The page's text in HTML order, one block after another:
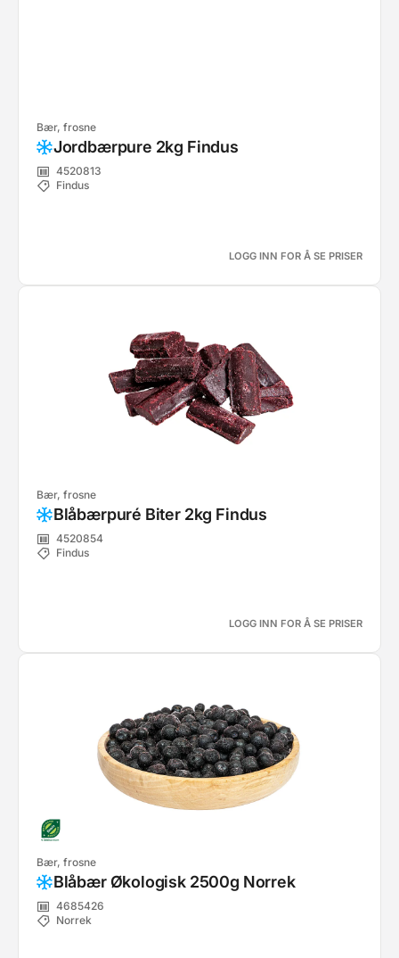
Bær, frosne
Jordbærpure 2kg Findus
4520813
Findus
LOGG INN FOR Å SE PRISER
Bær, frosne
Blåbærpuré Biter 2kg Findus
4520854
Findus
LOGG INN FOR Å SE PRISER
Bær, frosne
Blåbær Økologisk 2500g Norrek
4685426
Norrek